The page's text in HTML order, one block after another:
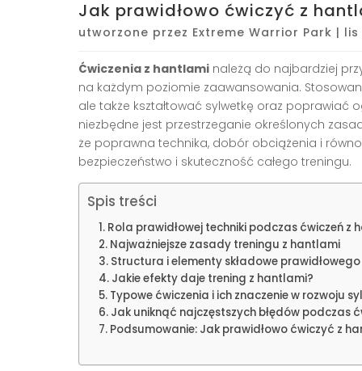
Jak prawidłowo ćwiczyć z
utworzone przez Extreme Warrior Park | lis
Ćwiczenia z hantlami należą do najbardziej
na każdym poziomie zaawansowania.
ale także kształtować sylwetkę oraz poprawiać
niezbędne jest przestrzeganie określonych
że poprawna technika, dobór obciążenia i
bezpieczeństwo i skuteczność całego treningu.
Spis treści
Rola prawidłowej techniki podczas ćwiczeń z
Najważniejsze zasady treningu z hantlami
Structura i elementy składowe
Jakie efekty daje trening z hantlami?
Typowe ćwiczenia i ich znaczenie w rozwoju
Jak uniknąć najczęstszych błędów podczas
Podsumowanie: Jak prawidłowo ćwiczyć z